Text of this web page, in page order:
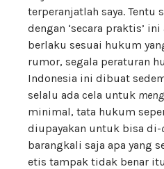
terperanjatlah saya. Tentu
dengan ‘secara praktis’
berlaku sesuai hukum
rumor, segala peraturan
Indonesia ini dibuat
selalu ada cela untuk
minimal, tata hukum
diupayakan untuk bisa di-
barangkali saja apa yang
etis tampak tidak benar